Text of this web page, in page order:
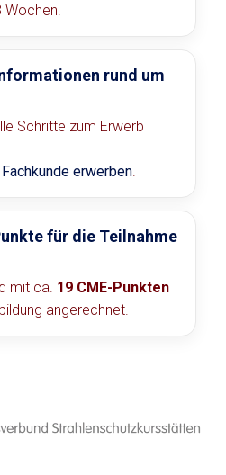
rund um
Schritte zum Erwerb
erwerben
für die Teilnahme
mit ca. 19 CME-Punkten
angerechnet.